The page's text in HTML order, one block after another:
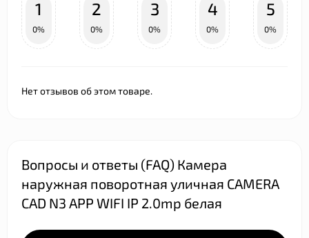
1
0%
2
0%
3
0%
4
0%
5
0%
Нет отзывов об этом товаре.
Вопросы и ответы (FAQ) Камера
наружная поворотная уличная CAMERA
CAD N3 APP WIFI IP 2.0mp белая